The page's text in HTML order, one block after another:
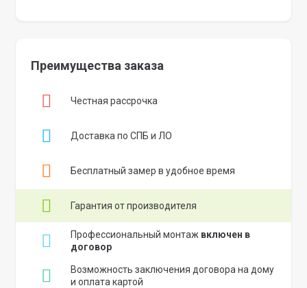
Преимущества заказа
Честная рассрочка
Доставка по СПБ и ЛО
Бесплатный замер в удобное время
Гарантия от производителя
Профессиональный монтаж включен в
договор
Возможность заключения договора на дому
и оплата картой